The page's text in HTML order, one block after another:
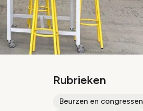
Rubrieken
Beurzen en congressen